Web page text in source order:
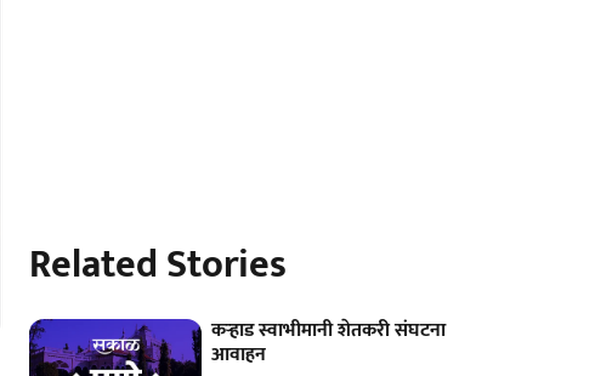
Related Stories
कऱ्हाड स्वाभीमानी शेतकरी संघटना
आवाहन